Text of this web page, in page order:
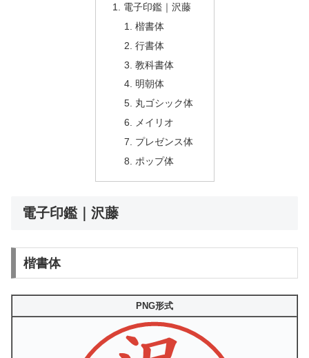
電子印鑑｜沢藤
楷書体
行書体
教科書体
明朝体
丸ゴシック体
メイリオ
プレゼンス体
ポップ体
電子印鑑｜沢藤
楷書体
PNG形式